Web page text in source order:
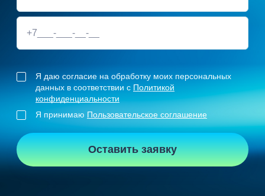
Я даю согласие на обработку моих персональных
данных в соответствии с Политикой
конфиденциальности
Я принимаю Пользовательское соглашение
Оставить заявку